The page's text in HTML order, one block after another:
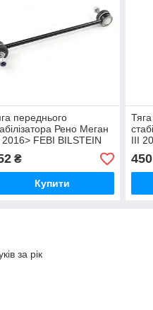
переднього
Рено Меган
2016> FEBI BILSTEIN
172343
₴
Купити
III
450
за рік